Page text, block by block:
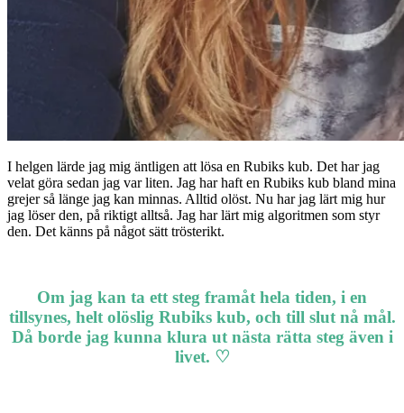
I helgen lärde jag mig äntligen att lösa en Rubiks kub. Det har jag
velat göra sedan jag var liten. Jag har haft en Rubiks kub bland mina
grejer så länge jag kan minnas. Alltid olöst. Nu har jag lärt mig hur
jag löser den, på riktigt alltså. Jag har lärt mig algoritmen som styr
den. Det känns på något sätt trösterikt.
Om jag kan ta ett steg framåt hela tiden, i en
tillsynes, helt olöslig Rubiks kub, och till slut nå mål.
Då borde jag kunna klura ut nästa rätta steg även i
livet. ♡